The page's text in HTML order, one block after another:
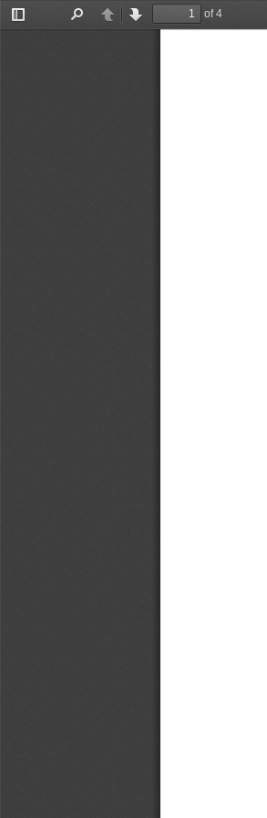
Toggle
PreviousNext
of 4